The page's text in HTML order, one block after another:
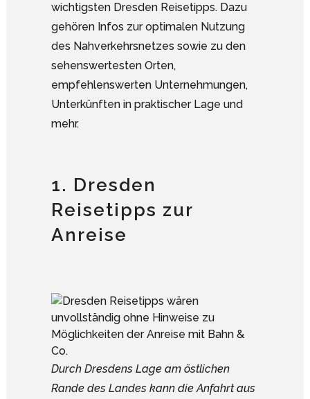
wichtigsten Dresden Reisetipps. Dazu
gehören Infos zur optimalen Nutzung
des Nahverkehrsnetzes sowie zu den
sehenswertesten Orten,
empfehlenswerten Unternehmungen,
Unterkünften in praktischer Lage und
mehr.
1. Dresden
Reisetipps zur
Anreise
Durch Dresdens Lage am östlichen
Rande des Landes kann die Anfahrt aus